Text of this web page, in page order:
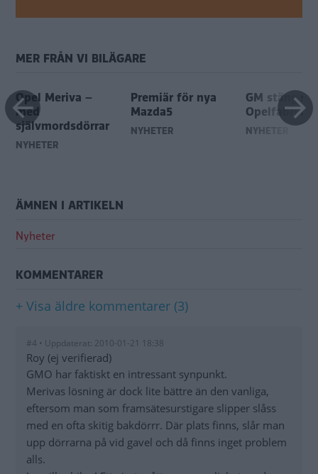
MER FRÅN VI BILÄGARE
Opel Meriva –
med
självmordsdörrar
NYHETER
Premiär för nya
Mazda5
NYHETER
GM stänger
Opelfabrik
NYHETER
ÄMNEN I ARTIKELN
Nyheter
KOMMENTARER
+ Visa äldre kommentarer (3)
#4 • Uppdaterat: 2010-01-21 18:38
Roy (ej verifierad)
GMO har faktiskt en intressant synpunkt.
Merivas lösning är dock lite bättre än den vanliga,
eftersom man som framsätesurstigare slipper slåss
med en ofta skitig bakdörrr. Där plats finns, slår man
upp dörrarna på vid gavel och då finns inget problem
alls.